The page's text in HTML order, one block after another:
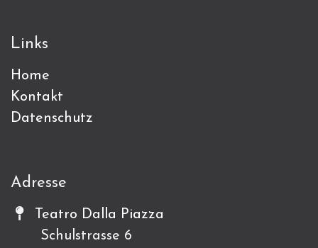
Links
Home
Kontakt
Datenschutz
Adresse
Teatro Dalla Piazza
Schulstrasse 6